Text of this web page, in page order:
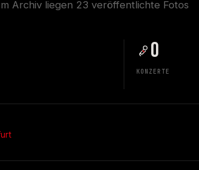
Archiv liegen 23 veröffentlichte Fotos
0
KONZERTE